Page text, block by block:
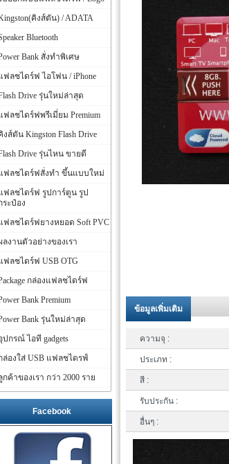
ข้อมูลเพิ่มเติม
ความจุ :
ประเภท :
สี :
รับประกัน :
อื่นๆ :
คิงส์ตัน) / ADATA
Bluetooth
Bank สั่งทำพิเศษ
ฟลชไดร์ฟ ไอโฟน / iPhone
Drive รุ่นใหม่ล่าสุด
ฟลชไดร์ฟพรีเมี่ยม Premium
งส์ตัน Kingston Flash Drive
Drive รุ่นไหน ขายดี
ฟลชไดร์ฟสั่งทำ ขึ้นแบบใหม่
ฟลชไดร์ฟ รูปการ์ตูน รูป
ระป๋อง
ฟลชไดร์ฟยางหยอด Soft PVC
ลงานตัวอย่างของเรา
ฟลชไดร์ฟ USB OTG
กล่องแฟลชไดร์ฟ
Bank Premium
Bank รุ่นใหม่ล่าสุด
ปกรณ์ ไอที gadgets
ล่องใส่ USB แฟลชไดรฟ์
กค้าของเรา กว่า 2000 ราย
Facebook